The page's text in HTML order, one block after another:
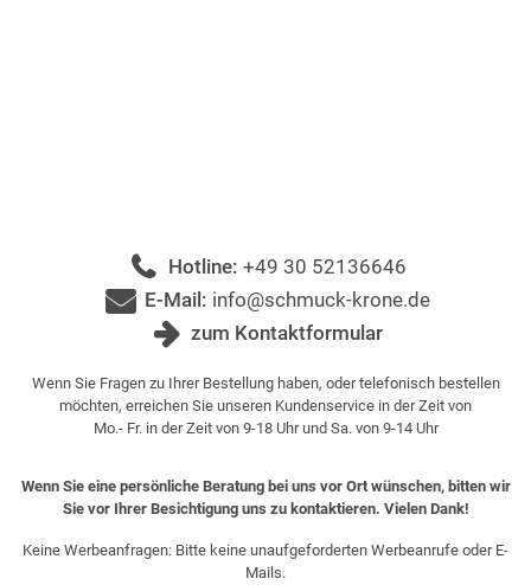
Hotline: +49 30 52136646
E-Mail: info@schmuck-krone.de
zum Kontaktformular
Wenn Sie Fragen zu Ihrer Bestellung haben, oder telefonisch bestellen
möchten, erreichen Sie unseren Kundenservice in der Zeit von
Mo.- Fr. in der Zeit von 9-18 Uhr und Sa. von 9-14 Uhr
Wenn Sie eine persönliche Beratung bei uns vor Ort wünschen, bitten wir
Sie vor Ihrer Besichtigung uns zu kontaktieren. Vielen Dank!
Keine Werbeanfragen: Bitte keine unaufgeforderten Werbeanrufe oder E-
Mails.